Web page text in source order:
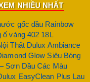
khung thép, thiết bị ngoài
NHIỀU NHẤT
gốc dầu Rainbow
ố vàng 402 18L
Thất Dulux Ambiance
Glow Siêu Bóng
Sơn Dầu Các Màu
EasyClean Plus Lau